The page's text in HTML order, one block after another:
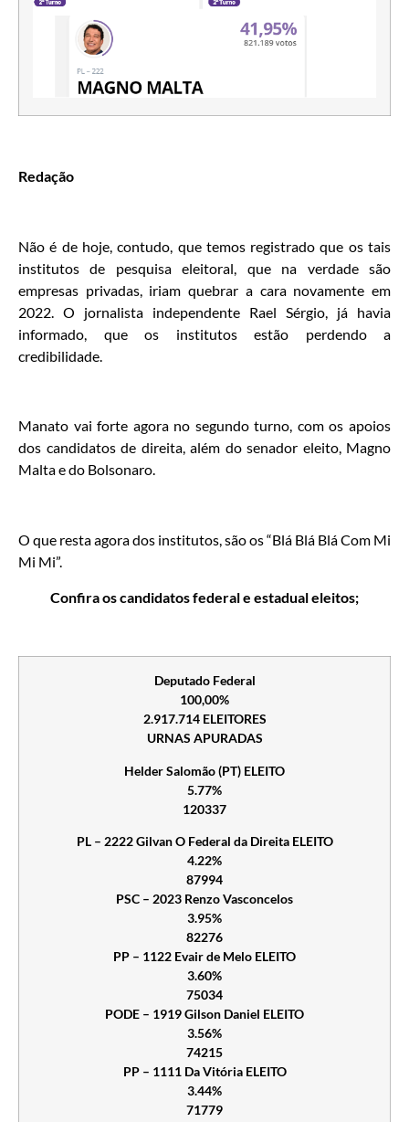
Redação
Não é de hoje, contudo, que temos registrado que os tais
institutos de pesquisa eleitoral, que na verdade são
empresas privadas, iriam quebrar a cara novamente em
2022. O jornalista independente Rael Sérgio, já havia
informado, que os institutos estão perdendo a
credibilidade.
Manato vai forte agora no segundo turno, com os apoios
dos candidatos de direita, além do senador eleito, Magno
Malta e do Bolsonaro.
O que resta agora dos institutos, são os “Blá Blá Blá Com Mi
Mi Mi”.
Confira os candidatos federal e estadual eleitos;
Deputado Federal
100,00%
2.917.714 ELEITORES
URNAS APURADAS
Helder Salomão (PT) ELEITO
5.77%
120337
PL – 2222 Gilvan O Federal da Direita ELEITO
4.22%
87994
PSC – 2023 Renzo Vasconcelos
3.95%
82276
PP – 1122 Evair de Melo ELEITO
3.60%
75034
PODE – 1919 Gilson Daniel ELEITO
3.56%
74215
PP – 1111 Da Vitória ELEITO
3.44%
71779